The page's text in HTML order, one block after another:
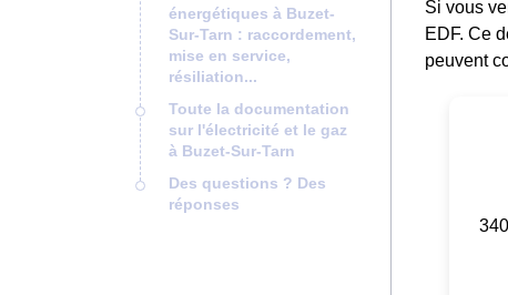
énergétiques à Buzet-
Sur-Tarn : raccordement,
mise en service,
résiliation...
Toute la documentation
sur l'électricité et le gaz
à Buzet-Sur-Tarn
Des questions ? Des
réponses
Si vous
EDF. Ce
peuvent